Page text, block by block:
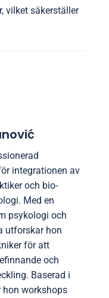
vilket säkerställer
integrationen av
och bio-
Med en
psykologi och
utforskar hon
för att
och
Baserad i
hon workshops